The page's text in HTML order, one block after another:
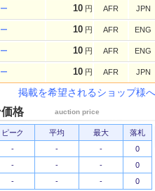
10 円 AFR JPN
10 円 AFR ENG
10 円 AFR ENG
10 円 AFR JPN
掲載を希望されるショップ様
格 auction price
ピーク 平均 最大
落札
- - -
0
- - -
0
- - - 0